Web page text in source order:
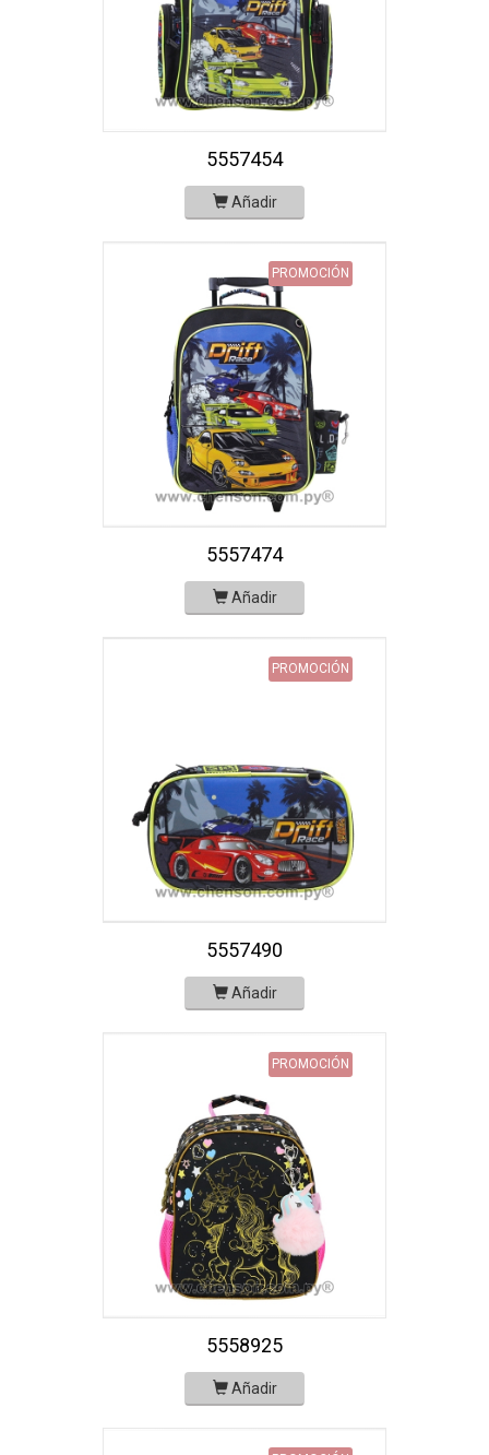
5557454
Añadir
PROMOCIÓN
5557474
Añadir
PROMOCIÓN
5557490
Añadir
PROMOCIÓN
5558925
Añadir